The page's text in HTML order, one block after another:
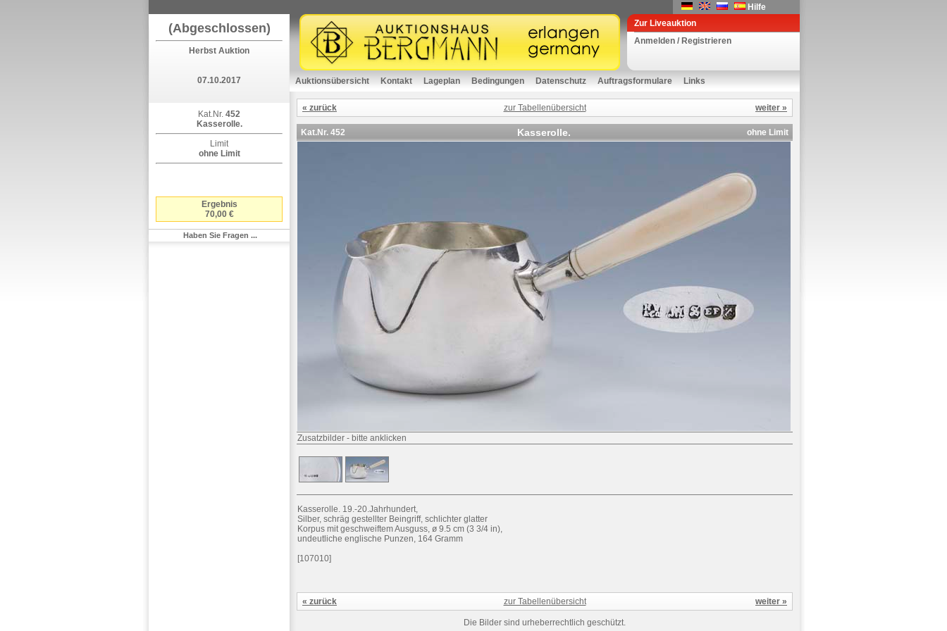
Hilfe
(Abgeschlossen)
Herbst Auktion
07.10.2017
Kat.Nr. 452
Kasserolle.
Limit
ohne Limit
Ergebnis
70,00 €
Haben Sie Fragen ...
Zur Liveauktion
Anmelden / Registrieren
Auktionsübersicht Kontakt Lageplan Bedingungen Datenschutz Auftragsformulare Links
« zurück zur Tabellenübersicht weiter »
Kat.Nr. 452 Kasserolle. ohne Limit
Zusatzbilder - bitte anklicken
Kasserolle. 19.-20.Jahrhundert,
Silber, schräg gestellter Beingriff, schlichter glatter
Korpus mit geschweiftem Ausguss, ø 9.5 cm (3 3/4 in),
undeutliche englische Punzen, 164 Gramm
[107010]
« zurück zur Tabellenübersicht weiter »
Die Bilder sind urheberrechtlich geschützt.